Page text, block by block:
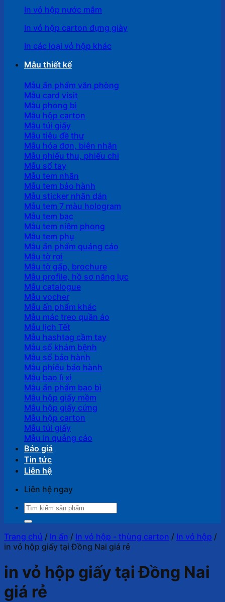
In vỏ hộp nước mắm
In vỏ hộp carton đựng giày
In các loại vỏ hộp khác
Mẫu thiết kế
Mẫu ấn phẩm văn phòng
Mẫu card visit
Mẫu phong bì
Mẫu hộp carton
Mẫu túi giấy
Mẫu tiêu đề thư
Mẫu hóa đơn, biên nhận
Mẫu phiếu thu, phiếu chi
Mẫu sổ tay
Mẫu tem nhãn
Mẫu tem bảo hành
Mẫu sticker nhãn dán
Mẫu tem 7 màu hologram
Mẫu tem bạc
Mẫu tem niêm phong
Mẫu tem phụ
Mẫu ấn phẩm quảng cáo
Mẫu tờ rơi
Mẫu tờ gấp, brochure
Mẫu profile, hồ sơ năng lực
Mẫu catalogue
Mẫu vocher
Mẫu ấn phẩm khác
Mẫu mác treo quần áo
Mẫu lịch Tết
Mẫu hashtag cầm tay
Mẫu sổ khám bệnh
Mẫu sổ bảo hành
Mẫu phiếu bảo hành
Mẫu bao lì xì
Mẫu ấn phẩm bao bì
Mẫu hộp giấy mềm
Mẫu hộp giấy cứng
Mẫu hộp carton
Mẫu túi giấy
Mẫu in quảng cáo
Báo giá
Tin tức
Liên hệ
Liên hệ ngay
Tìm
kiếm:
Trang chủ / In ấn / In vỏ hộp - thùng carton / In vỏ hộp /
in vỏ hộp giấy tại Đồng Nai giá rẻ
in vỏ hộp giấy tại Đồng Nai
giá rẻ